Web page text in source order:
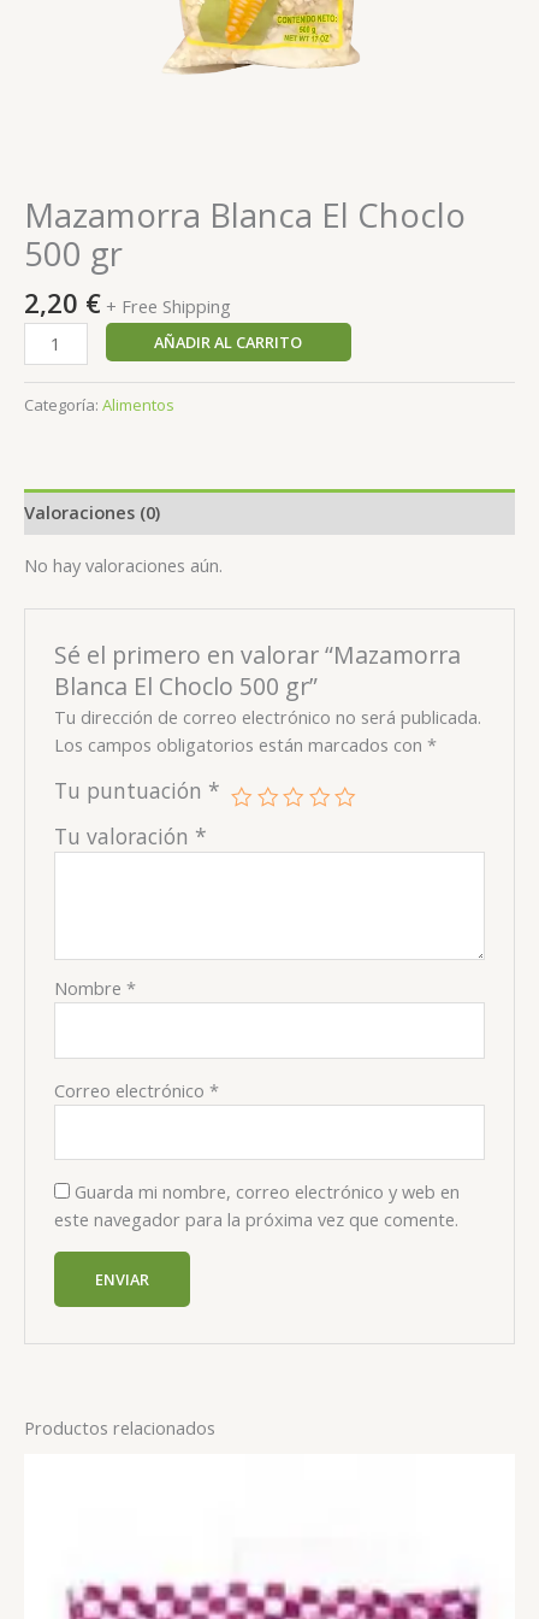
Mazamorra Blanca El Choclo
500 gr
2,20 € + Free Shipping
AÑADIR AL CARRITO
Categoría: Alimentos
Valoraciones (0)
No hay valoraciones aún.
Sé el primero en valorar “Mazamorra
Blanca El Choclo 500 gr”
Tu dirección de correo electrónico no será publicada.
Los campos obligatorios están marcados con*
Tu puntuación *
Tu valoración *
Nombre*
Correo electrónico*
Guarda mi nombre, correo electrónico y web en
este navegador para la próxima vez que comente.
Productos relacionados